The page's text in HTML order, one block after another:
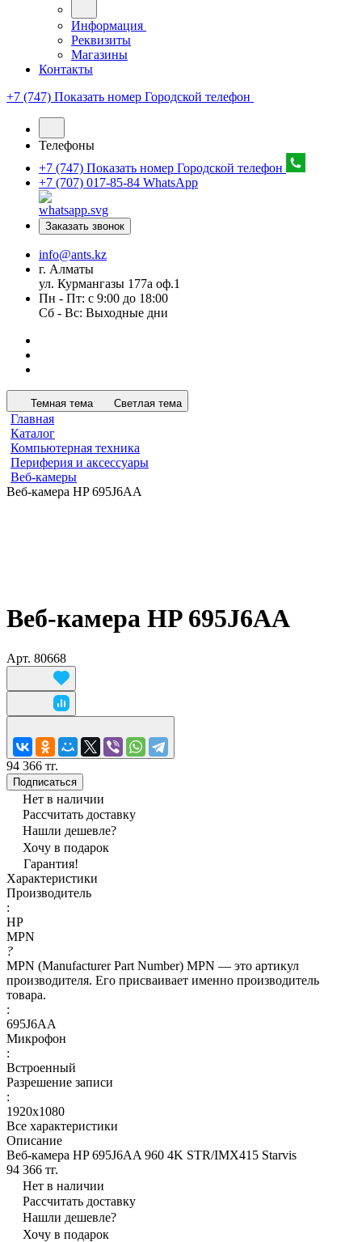
Информация
Реквизиты
Магазины
Контакты
+7 (747) Показать номер Городской телефон
Телефоны
+7 (747) Показать номер Городской телефон
+7 (707) 017-85-84 WhatsApp
Заказать звонок
info@ants.kz
г. Алматы
ул. Курмангазы 177а оф.1
Пн - Пт: с 9:00 до 18:00
Сб - Вс: Выходные дни
Темная тема Светлая тема
Главная
Каталог
Компьютерная техника
Периферия и аксессуары
Веб-камеры
Веб-камера HP 695J6AA
Веб-камера HP 695J6AA
Арт. 80668
94 366 тг.
Подписаться
Нет в наличии
Рассчитать доставку
Нашли дешевле?
Хочу в подарок
Гарантия!
Характеристики
Производитель
:
HP
MPN
?
MPN (Manufacturer Part Number) MPN — это артикул
производителя. Его присваивает именно производитель
товара.
:
695J6AA
Микрофон
:
Встроенный
Разрешение записи
:
1920x1080
Все характеристики
Описание
Веб-камера HP 695J6AA 960 4K STR/IMX415 Starvis
94 366 тг.
Нет в наличии
Рассчитать доставку
Нашли дешевле?
Хочу в подарок